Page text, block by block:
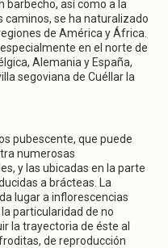
barbecho, así como a la
caminos, se ha naturalizado
de América y África.
en el norte de
Alemania y España,
segoviana de Cuéllar la
pubescente, que puede
numerosas
y las ubicadas en la parte
a brácteas. La
lugar a inflorescencias
particularidad de no
la trayectoria de éste al
de reproducción